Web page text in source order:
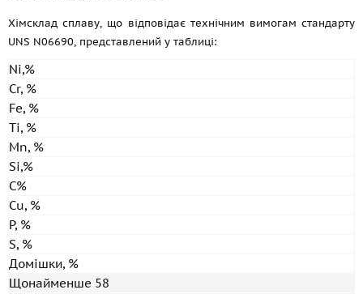
Хімсклад сплаву, що відповідає технічним вимогам стандарту
UNS N06690, представлений у таблиці:
Ni,%
Cr, %
Fe, %
Ti, %
Mn, %
Si,%
C%
Cu, %
P, %
S, %
Домішки, %
Щонайменше 58